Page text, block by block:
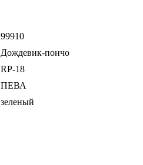
99910
Дождевик-пончо
RP-18
ПЕВА
зеленый